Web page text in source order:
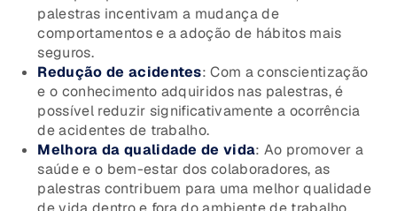
palestras incentivam a mudança de
comportamentos e a adoção de hábitos mais
seguros.
Redução de acidentes: Com a conscientização
e o conhecimento adquiridos nas palestras, é
possível reduzir significativamente a ocorrência
de acidentes de trabalho.
Melhora da qualidade de vida: Ao promover a
saúde e o bem-estar dos colaboradores, as
palestras contribuem para uma melhor qualidade